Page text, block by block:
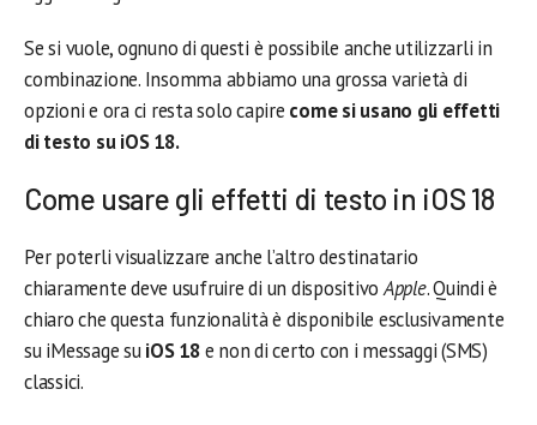
Se si vuole, ognuno di questi è possibile anche utilizzarli in
combinazione. Insomma abbiamo una grossa varietà di
opzioni e ora ci resta solo capire come si usano gli effetti
di testo su iOS 18.
Come usare gli effetti di testo in iOS 18
Per poterli visualizzare anche l’altro destinatario
chiaramente deve usufruire di un dispositivoApple. Quindi è
chiaro che questa funzionalità è disponibile esclusivamente
su iMessage suiOS 18e non di certo con i messaggi (SMS)
classici.